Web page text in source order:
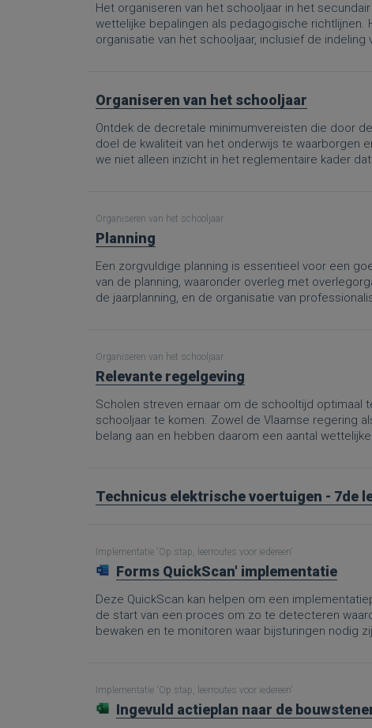
Het organiseren van het schooljaar in het
wettelijke bepalingen als pedagogische
organisatie van het schooljaar, inclusief de
Organiseren van het schooljaar
Ontdek de decretale minimumvereisten die door
doel de kwaliteit van het onderwijs te waarborgen
we niet alleen inzicht in het reglementaire kader
het schooljaar, dat definitief werd goedgekeurd op
Organiseren van het schooljaar
Planning
Een zorgvuldige planning is essentieel voor een
van de planning, waaronder overleg met
de jaarplanning, en de organisatie van
Organiseren van het schooljaar
Relevante regelgeving
Scholen streven ernaar om de schooltijd optimaal
schooljaar te komen. Zowel de Vlaamse regering
belang aan en hebben daarom een aantal
Technicus elektrische voertuigen - 7de
Implementatie 'Op.stap, leerroutes voor iedereen'
Forms QuickScan' implementatie
Deze QuickScan kan helpen om een
de start van een proces om zo te detecteren
bewaken en te monitoren waar bijsturingen nodig
Implementatie 'Op.stap, leerroutes voor iedereen'
Ingevuld actieplan naar de